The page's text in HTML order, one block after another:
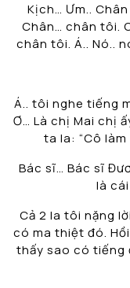
Kịch… Ưm..
Chân… chân tôi.
chân tôi. Á.. Nó..
Á.. tôi nghe tiếng
Ơ… Là chị Mai chị
ta la: “Cô
Bác sĩ… Bác sĩ
là
Cả 2 la tôi nặng
có ma thiệt đó.
thấy sao có tiếng